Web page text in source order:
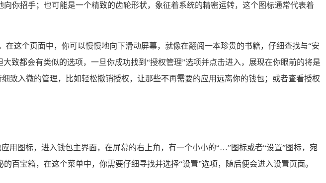
你招手；也可能是一个精致的齿轮形状，象征着系统的精密运转，这个图标通常代表着
这个页面中，你可以慢慢地向下滑动屏幕，就像在翻阅一本珍贵的书籍，仔细查找与“安
致都会有类似的选项，一旦你成功找到“授权管理”选项并点击进入，展现在你眼前的将是
致入微的管理，比如轻松撤销授权，让那些不再需要的应用远离你的钱包；或者查看授权
用图标，进入钱包主界面，在屏幕的右上角，有一个小小的“…”图标或者“设置”图标，宛
宝箱，在这个菜单中，你需要仔细寻找并选择“设置”选项，随后便会进入设置页面。